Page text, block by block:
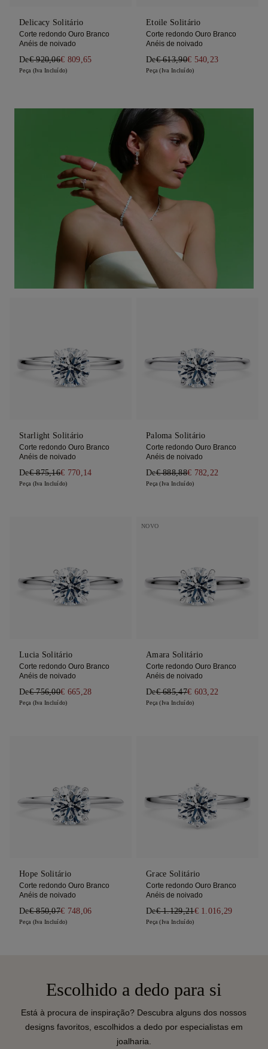
Escolhido a dedo para si
Está à procura de inspiração? Descubra alguns dos nossos
designs favoritos, escolhidos a dedo por especialistas em
joalharia.
Delicacy Solitário
Corte redondo Ouro Branco
Anéis de noivado
De€ 920,06€ 809,65
Peça (Iva Incluído)
Etoile Solitário
Corte redondo Ouro Branco
Anéis de noivado
De€ 613,90€ 540,23
Peça (Iva Incluído)
Starlight Solitário
Corte redondo Ouro Branco
Anéis de noivado
De€ 875,16€ 770,14
Peça (Iva Incluído)
Paloma Solitário
Corte redondo Ouro Branco
Anéis de noivado
De€ 888,88€ 782,22
Peça (Iva Incluído)
Lucia Solitário
Corte redondo Ouro Branco
Anéis de noivado
De€ 756,00€ 665,28
Peça (Iva Incluído)
NOVO
Amara Solitário
Corte redondo Ouro Branco
Anéis de noivado
De€ 685,47€ 603,22
Peça (Iva Incluído)
Hope Solitário
Corte redondo Ouro Branco
Anéis de noivado
De€ 850,07€ 748,06
Peça (Iva Incluído)
Grace Solitário
Corte redondo Ouro Branco
Anéis de noivado
De€ 1.129,21€ 1.016,29
Peça (Iva Incluído)